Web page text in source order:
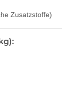
Zusatzstoffe)